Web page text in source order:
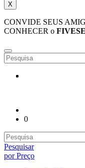
X
CONVIDE SEUS
CONHECER o
0
Pesquisar
por Preço